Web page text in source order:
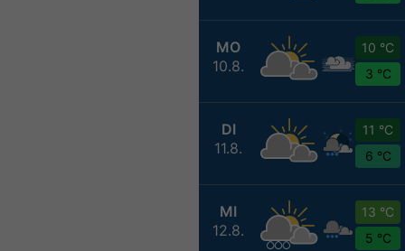
MO
10.8.
10 °C
3 °C
DI
11.8.
11 °C
6 °C
MI
12.8.
13 °C
5 °C